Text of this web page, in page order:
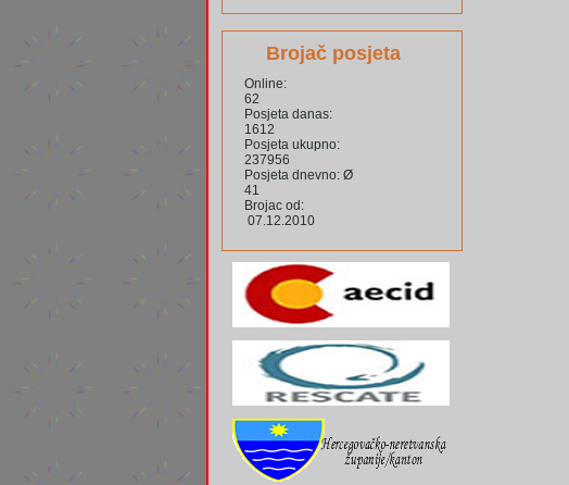
Brojač posjeta
Online:
62
Posjeta danas:
1612
Posjeta ukupno:
237956
Posjeta dnevno: Ø
41
Brojac od:
07.12.2010